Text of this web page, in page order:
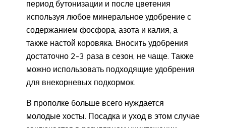
период бутонизации и после цветения
используя любое минеральное удобрение с
содержанием фосфора, азота и калия, а
также настой коровяка. Вносить удобрения
достаточно 2-3 раза в сезон, не чаще. Также
можно использовать подходящие удобрения
для внекорневых подкормок.
В прополке больше всего нуждается
молодые хосты. Посадка и уход в этом случае